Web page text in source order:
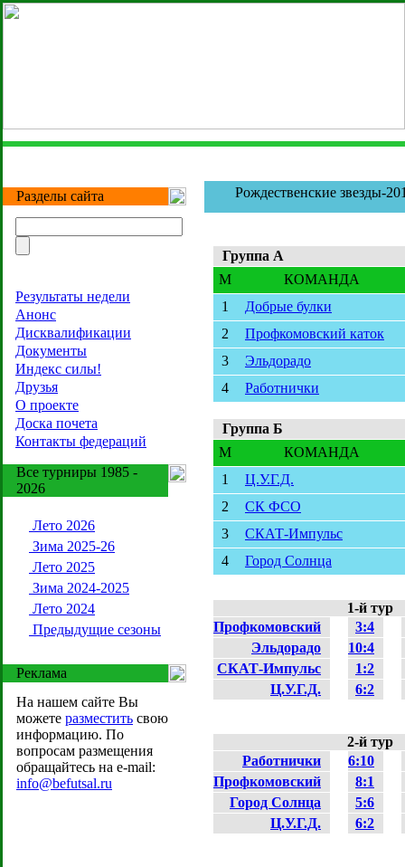
Разделы сайта
Результаты недели
Анонс
Дисквалификации
Документы
Индекс силы!
Друзья
О проекте
Доска почета
Контакты федераций
Все турниры 1985 -
2026
Лето 2026
Зима 2025-26
Лето 2025
Зима 2024-2025
Лето 2024
Предыдущие сезоны
Реклама
На нашем сайте Вы
можете разместить свою
информацию. По
вопросам размещения
обращайтесь на e-mail:
info@befutsal.ru
Рождественские звезды-
Группа A
M
КОМАНДА
1
Добрые булки
2
Профкомовский каток
3
Эльдорадо
4
Работнички
Группа Б
M
КОМАНДА
1
Ц.У.Г.Д.
2
СК ФСО
3
СКАТ-Импульс
4
Город Солнца
1-й тур
Профкомовский
3:4
Эльдорадо
10:4
СКАТ-Импульс
1:2
Ц.У.Г.Д.
6:2
2-й тур
Работнички
6:10
Профкомовский
8:1
Город Солнца
5:6
Ц.У.Г.Д.
6:2